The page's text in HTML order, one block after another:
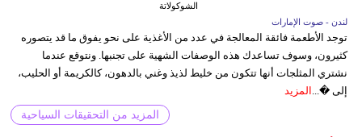
الشوكولاتة
لندن - صوت الإمارات
توجد الأطعمة فائقة المعالجة في عدد من الأغذية على نحو يفوق ما قد يتصوره
كثيرون، وسوف تساعدك هذه الوصفات الشهية على تجنبها. ونتوقع عندما
نشتري المثلجات أنها تتكون من خليط لذيذ وغني بالدهون، كالكريمة أو الحليب،
إلى �... المزيد
المزيد من التحقيقات السياحية